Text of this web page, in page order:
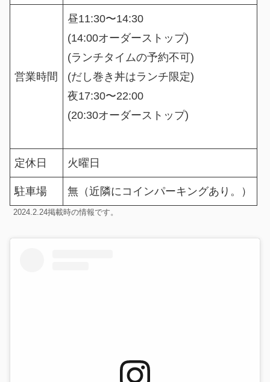
営業時間
昼11:30〜14:30
(14:00オーダーストップ)
(ランチタイムの予約不可)
(だし巻き丼はランチ限定)
夜17:30〜22:00
(20:30オーダーストップ)
定休日 火曜日
駐車場 無（近隣にコインパーキングあり。）
2024.2.24掲載時の情報です。